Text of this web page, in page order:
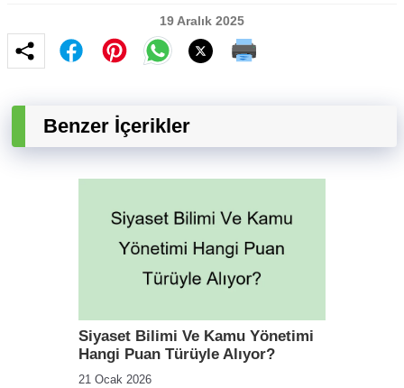
19 Aralık 2025
Benzer İçerikler
Siyaset Bilimi Ve Kamu Yönetimi
Hangi Puan Türüyle Alıyor?
21 Ocak 2026